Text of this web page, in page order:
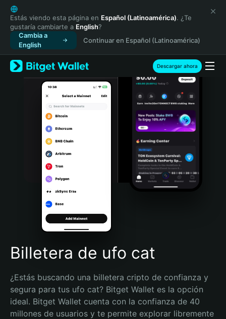
English
日本語
Tiếng Việt
Русский
Español (Latinoamérica)
Türkçe
Italiano
Português (Portugal)
Bahasa Indonesia
Português (Brasil)
Español (Argentina)
Estás viendo esta página en Español (Latinoamérica). ¿Te
gustaría cambiarte a English?
Cambia a
English
Continuar en Español (Latinoamérica)
Descargar ahora
Billetera de ufo cat
¿Estás buscando una billetera cripto de confianza y
segura para tus ufo cat? Bitget Wallet es la opción
ideal. Bitget Wallet cuenta con la confianza de 40
millones de usuarios y te permite explorar libremente